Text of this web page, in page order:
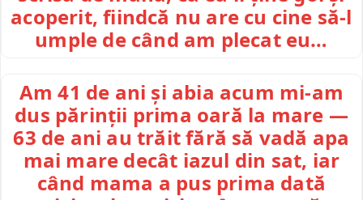
acoperit, fiindcă nu are cu cine să-l
umple de când am plecat eu…
Am 41 de ani și abia acum mi-am
dus părinții prima oară la mare —
63 de ani au trăit fără să vadă apa
mai mare decât iazul din sat, iar
când mama a pus prima dată